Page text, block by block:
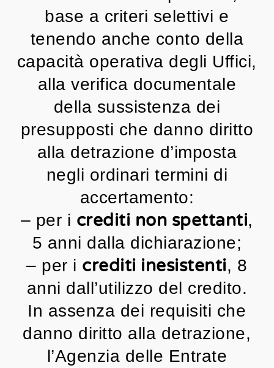
base a criteri selettivi e
tenendo anche conto della
capacità operativa degli Uffici,
alla verifica documentale
della sussistenza dei
presupposti che danno diritto
alla detrazione d’imposta
negli ordinari termini di
accertamento:
– per i crediti non spettanti,
5 anni dalla dichiarazione;
– per i crediti inesistenti, 8
anni dall’utilizzo del credito.
In assenza dei requisiti che
danno diritto alla detrazione,
l’Agenzia delle Entrate